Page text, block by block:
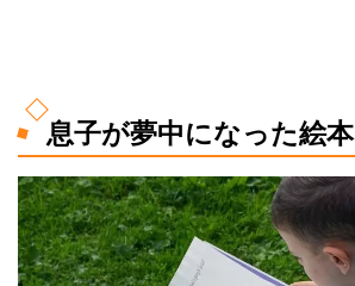
息子が夢中になった絵本